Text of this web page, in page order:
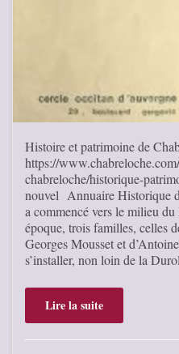
Histoire et patrimoine de
https://
chabreloche/historique-
nouvel Annuaire Historique
a commencé vers le milieu
époque, trois familles, celles
Georges Mousset et
s’installer, non loin de la
Lire la suite